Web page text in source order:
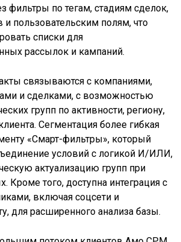
фильтры по тегам, стадиям сделок,
и пользовательским полям, что
списки для
рассылок и кампаний.
связываются с компаниями,
и сделками, с возможностью
групп по активности, региону,
Сегментация более гибкая
«Смарт-фильтры», который
условий с логикой И/ИЛИ,
актуализацию групп при
Кроме того, доступна интеграция с
включая соцсети и
для расширенного анализа базы.